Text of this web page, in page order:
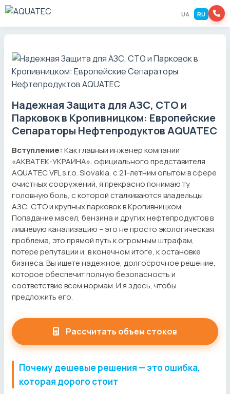
UA RU
Надежная Защита для АЗС, СТО и
Парковок в Кропивницком: Европейские
Сепараторы Нефтепродуктов AQUATEC
Вступление: Как главный инженер компании
«АКВАТЕК-УКРАИНА», официального представителя
AQUATEC VFL s.r.o. Slovakia, с 21-летним опытом в сфере
очистных сооружений, я прекрасно понимаю ту
головную боль, с которой сталкиваются владельцы
АЗС, СТО и крупных парковок в Кропивницком.
Попадание масел, бензина и других нефтепродуктов в
ливневую канализацию – это не просто экологическая
проблема, это прямой путь к огромным штрафам,
потере репутации и, в конечном итоге, к остановке
бизнеса. Вы ищете надежное, долгосрочное решение,
которое обеспечит полную безопасность и
соответствие всем нормам. И я здесь, чтобы
предложить его.
Рассчитать объем стоков
Почему дешевые решения — это ошибка,
которая дорого стоит